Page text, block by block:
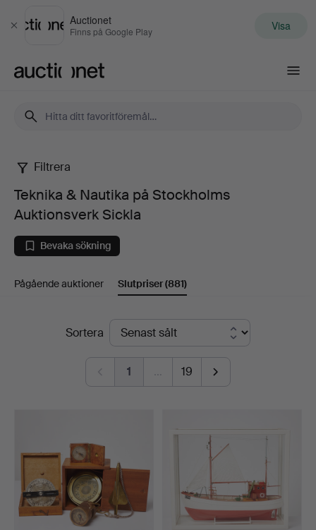
Stäng
Auctionet
Finns på Google Play Visa
Teknika
Nautika
på
Auktionsverk
Filtrera
Teknika & Nautika på Stockholms
Auktionsverk Sickla
Bevaka sökning
Pågående auktioner Slutpriser(881)
SlutpriserSortera
1 … 19